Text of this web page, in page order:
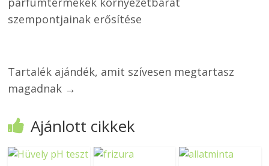
szempontjainak erősítése
Tartalék ajándék, amit szívesen megtartasz
magadnak →
Ajánlott cikkek